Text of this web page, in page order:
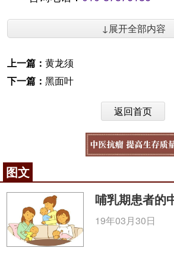
↓展开全部内容
上一篇： 黄龙须
下一篇： 黑面叶
返回首页
图文
哺乳期患者的
19年03月30日